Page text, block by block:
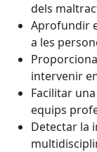
dels
Aprofundir
a les
intervenir
Facilitar
equips
Detectar la